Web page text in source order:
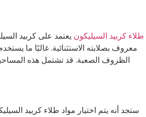
طلاء كربيد السيليكون يعتمد على كربيد
معروف بصلابته الاستثنائية. غالبًا ما
الظروف الصعبة. قد تشتمل هذه
ستجد أنه يتم اختيار مواد طلاء كربيد